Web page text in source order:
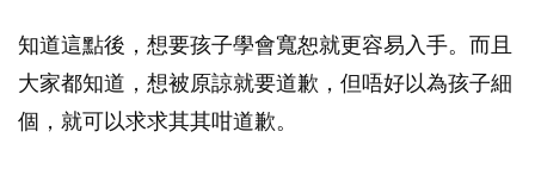
知道這點後，想要孩子學會寬恕就更容易入手。而且
大家都知道，想被原諒就要道歉，但唔好以為孩子細
個，就可以求求其其咁道歉。